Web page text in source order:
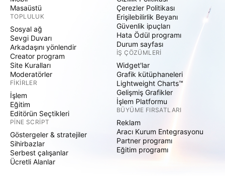
Masaüstü
TOPLULUK
Sosyal ağ
Sevgi Duvarı
Arkadaşını yönlendir
Creator program
Site Kuralları
Moderatörler
FIKIRLER
İşlem
Eğitim
Editörün Seçtikleri
PINE SCRIPT
Göstergeler & stratejiler
Sihirbazlar
Serbest çalışanlar
Ücretli Alanlar
Çerezler Politikası
Erişilebilirlik Beyanı
Güvenlik ipuçları
Hata Ödül programı
Durum sayfası
İŞ ÇÖZÜMLERI
Widget'lar
Grafik kütüphaneleri
Lightweight Charts™
Gelişmiş Grafikler
İşlem Platformu
BÜYÜME FIRSATLARI
Reklam
Aracı Kurum Entegrasyonu
Partner programı
Eğitim programı